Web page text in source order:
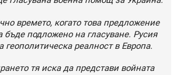
времето, когато това предложение
бъде подложено на гласуване. Русия
геополитическа реалност в Европа.
тя иска да представи войната